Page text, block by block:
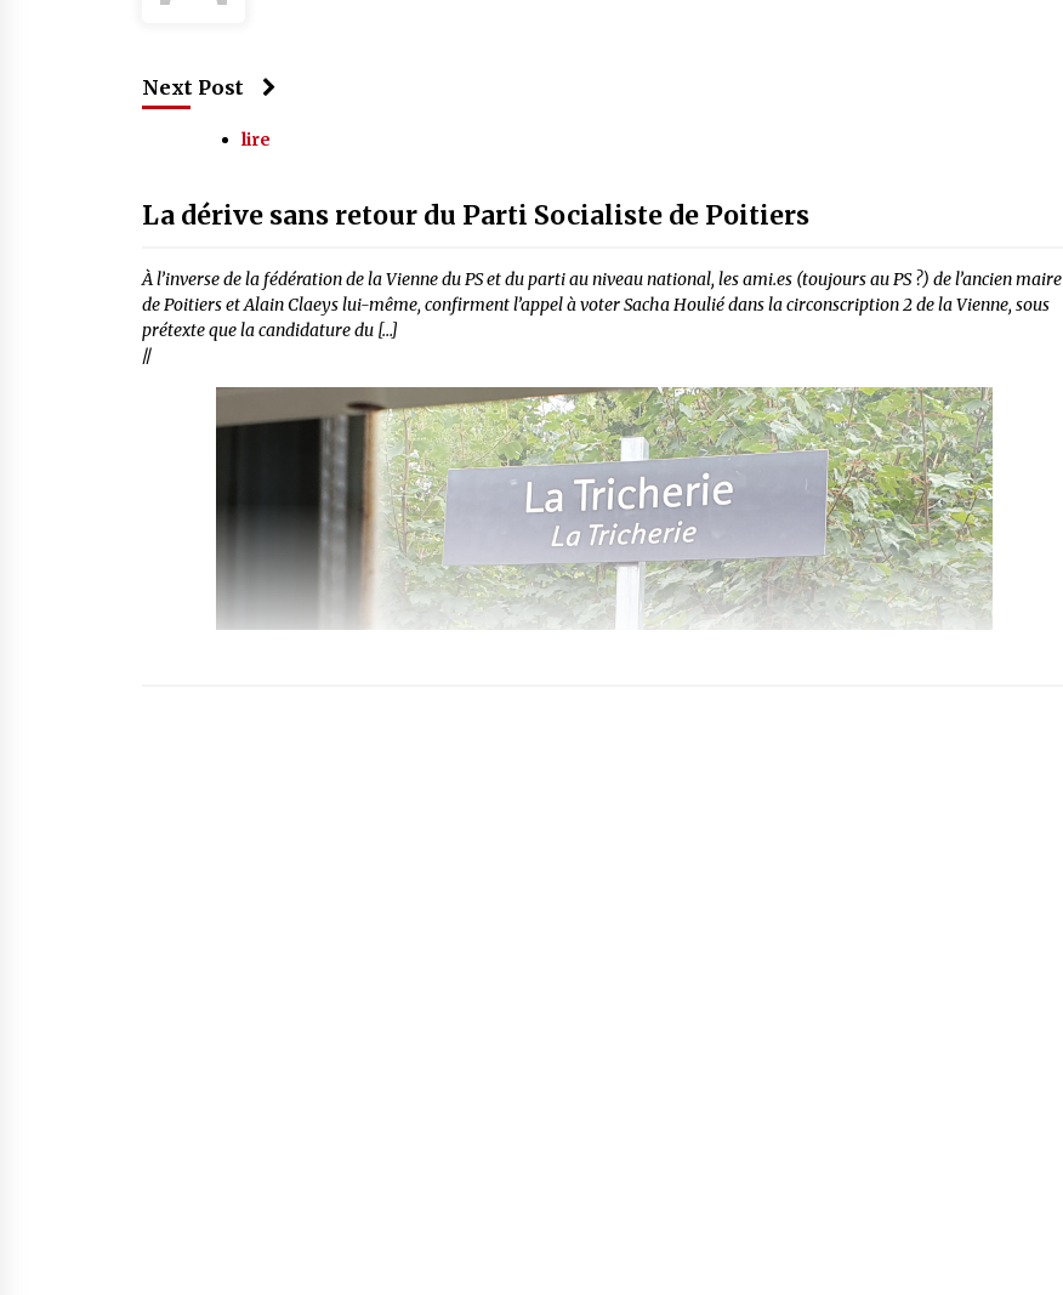
Next Post
lire
La dérive sans retour du Parti Socialiste de Poitiers
À l’inverse de la fédération de la Vienne du PS et du parti au niveau national, les ami.es (toujours au PS ?) de l’ancien maire
de Poitiers et Alain Claeys lui-même, confirment l’appel à voter Sacha Houlié dans la circonscription 2 de la Vienne, sous
prétexte que la candidature du […]
//